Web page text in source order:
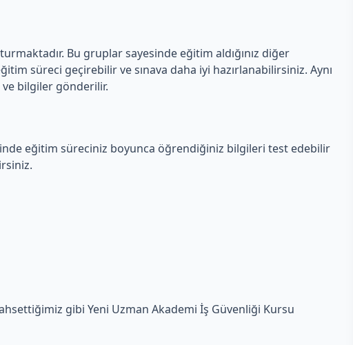
Bu gruplar sayesinde eğitim aldığınız diğer
süreci geçirebilir ve sınava daha iyi hazırlanabilirsiniz. Aynı
bilgiler gönderilir.
eğitim süreciniz boyunca öğrendiğiniz bilgileri test edebilir
gibi Yeni Uzman Akademi İş Güvenliği Kursu